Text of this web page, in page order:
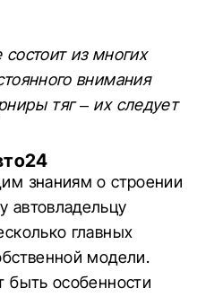
из многих
внимания
тяг – их следует
знаниям о строении
автовладельцу
главных
модели.
быть особенности